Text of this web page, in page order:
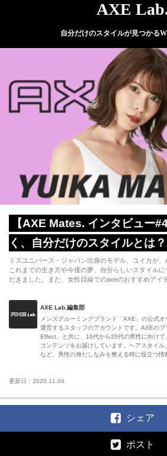
AXE
自分だけのスタイルが見つかる
【AXE Mates. インタビュー
く、自分だけのスタイルとは？
ミスユニバース・ジャパン出身のモデル、ユイカが
これまでの生き方や今後の夢、自分らしいスタイル
だきました。また、女性目線でのaxeのおすすめアイ
AXE Lab.編集部
メンズグルーミングブランド「AXE」の公式
運営するスタッフのアカウントです。AXEの
Effect」と共に、10代から20代の男性に向け
コンテンツをお届けしています。ヘアスタイ
など、男性の身だしなみを整える時に役立つ情
更新日：2020.11.04
シェア
ポスト